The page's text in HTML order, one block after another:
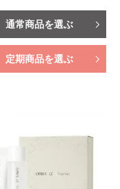
通常商品を選ぶ
定期商品を選ぶ